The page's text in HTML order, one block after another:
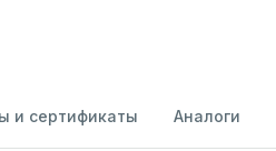
и сертификаты Аналоги